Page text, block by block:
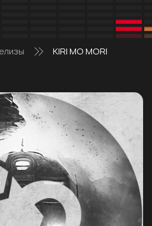
KIRI MO MORI